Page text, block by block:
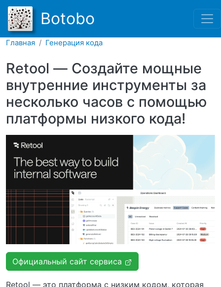
Перейти к основному
Botobo
Главная Генерация кода
Retool — Создайте мощные
внутренние инструменты за
несколько часов с помощью
платформы низкого кода!
Официальный сайт сервиса
Retool — это платформа с низким кодом, которая